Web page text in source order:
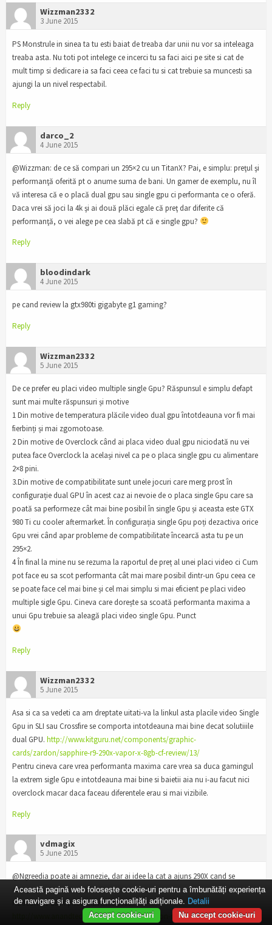
Wizzman2332
3 June 2015
PS Monstrule in sinea ta tu esti baiat de treaba dar unii nu vor sa inteleaga
treaba asta. Nu toti pot intelege ce incerci tu sa faci aici pe site si cat de
mult timp si dedicare ia sa faci ceea ce faci tu si cat trebuie sa muncesti sa
ajungi la un nivel respectabil.
Reply
darco_2
4 June 2015
@Wizzman: de ce să compari un 295×2 cu un TitanX? Pai, e simplu: preţul şi
performanţă oferită pt o anume suma de bani. Un gamer de exemplu, nu îl
vă interesa că e o placă dual gpu sau single gpu ci performanta ce o oferă.
Daca vrei să joci la 4k şi ai două plăci egale că preţ dar diferite că
performanţă, o vei alege pe cea slabă pt că e single gpu?
Reply
bloodindark
4 June 2015
pe cand review la gtx980ti gigabyte g1 gaming?
Reply
Wizzman2332
5 June 2015
De ce prefer eu placi video multiple single Gpu? Răspunsul e simplu defapt
sunt mai multe răspunsuri și motive
1 Din motive de temperatura plăcile video dual gpu întotdeauna vor fi mai
fierbinți și mai zgomotoase.
2 Din motive de Overclock când ai placa video dual gpu niciodată nu vei
putea face Overclock la același nivel ca pe o placa single gpu cu alimentare
2×8 pini.
3.Din motive de compatibilitate sunt unele jocuri care merg prost în
configurație dual GPU în acest caz ai nevoie de o placa single Gpu care sa
poată sa performeze cât mai bine posibil în single Gpu și aceasta este GTX
980 Ti cu cooler aftermarket. În configurația single Gpu poți dezactiva orice
Gpu vrei când apar probleme de compatibilitate încearcă asta tu pe un
295×2.
4 În final la mine nu se rezuma la raportul de preț al unei placi video ci Cum
pot face eu sa scot performanta cât mai mare posibil dintr-un Gpu ceea ce
se poate face cel mai bine și cel mai simplu si mai eficient pe placi video
multiple sigle Gpu. Cineva care dorește sa scoată performanta maxima a
unui Gpu trebuie sa aleagă placi video single Gpu. Punct
Reply
Wizzman2332
5 June 2015
Asa si ca sa vedeti ca am dreptate uitati-va la linkul asta placile video Single
Gpu in SLI sau Crossfire se comporta intotdeauna mai bine decat solutiiile
dual GPU. http://www.kitguru.net/components/graphic-
cards/zardon/sapphire-r9-290x-vapor-x-8gb-cf-review/13/
Pentru cineva care vrea performanta maxima care vrea sa duca gamingul
la extrem sigle Gpu e intotdeauna mai bine si baietii aia nu i-au facut nici
overclock macar daca faceau diferentele erau si mai vizibile.
Reply
vdmagix
5 June 2015
@Ngreedia poate ai amnezie, dar ai idee la cat a ajuns 290X cand se
cumparau ca painea calda?
Radeon R9 290X prices have hit $900
http://www.anandtech.com/show/7758/radeon-r9-290x-retail-prices-hit-900
Această pagină web folosește cookie-uri pentru a îmbunătăți experiența
de navigare și a asigura funcționalițăți adiționale. Detalii
Nu accept cookie-uri
Accept cookie-uri